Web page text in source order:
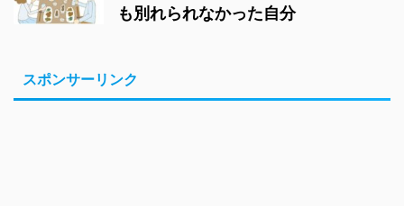
も別れられなかった自分
スポンサーリンク